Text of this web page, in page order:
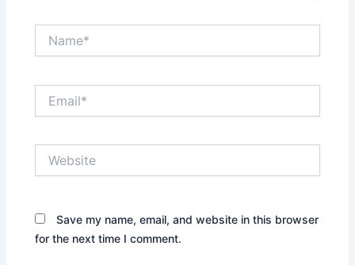
Save my name, email, and website in this browser
for the next time I comment.